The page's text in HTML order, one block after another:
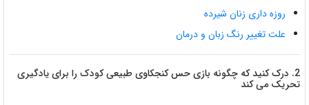
روزه داری زنان شیرده
علت تغییر رنگ زبان و درمان
2. درک کنید که چگونه بازی حس کنجکاوی طبیعی کودک را برای یادگیری
تحریک می کند